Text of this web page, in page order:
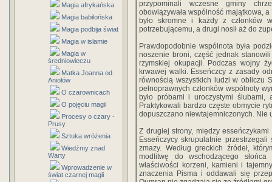
Magia afrykańska
Magia babilońska
Magia podbija świat
Magia w islamie
Magia w
średniowieczu
Matka Joanna od
Aniołów
O czarownicach
O pojęciu magii
Procesy o czary -
Prusy
Sztuka wróżenia
Wiedźmy znad
Warty
Wprowadzenie w
świat czarnej magii
przypominali wczesne gminy
obowiązywała wspólność majątkowa,
było skromne i każdy z członków
potrzebującemu, a drugi nosił aż do
Prawdopodobnie wspólnota była
noszenie broni, część jednak
rzymskiej okupacji. Podczas wojny
krwawej walki. Esseńczcy z zasady
równością wszystkich ludzi w obliczu
pełnoprawnych członków wspólnoty
było próbami i uroczystymi ślubami,
Praktykowali bardzo częste obmycie
dopuszczano niewtajemniczonych. Nie
Z drugiej strony, między
Esseńczycy skrupulatnie
zmazy. Według greckich źródeł,
modlitwę do wschodzącego
właściwości korzeni, kamieni i
znaczenia Pisma i oddawali się